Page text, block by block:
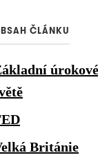
ČLÁNKU
Británie